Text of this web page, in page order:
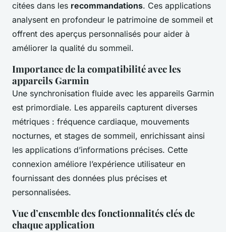
citées dans les recommandations. Ces applications
analysent en profondeur le patrimoine de sommeil et
offrent des aperçus personnalisés pour aider à
améliorer la qualité du sommeil.
Importance de la compatibilité avec les
appareils Garmin
Une synchronisation fluide avec les appareils Garmin
est primordiale. Les appareils capturent diverses
métriques : fréquence cardiaque, mouvements
nocturnes, et stages de sommeil, enrichissant ainsi
les applications d’informations précises. Cette
connexion améliore l’expérience utilisateur en
fournissant des données plus précises et
personnalisées.
Vue d’ensemble des fonctionnalités clés de
chaque application